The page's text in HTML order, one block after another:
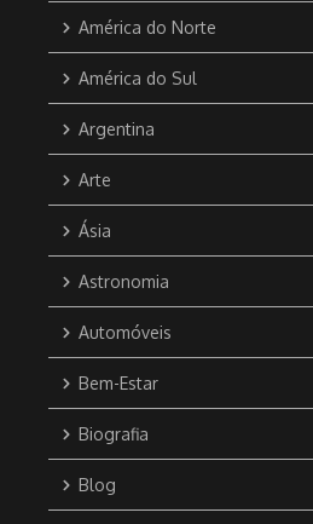
América do Norte
América do Sul
Argentina
Arte
Ásia
Astronomia
Automóveis
Bem-Estar
Biografia
Blog